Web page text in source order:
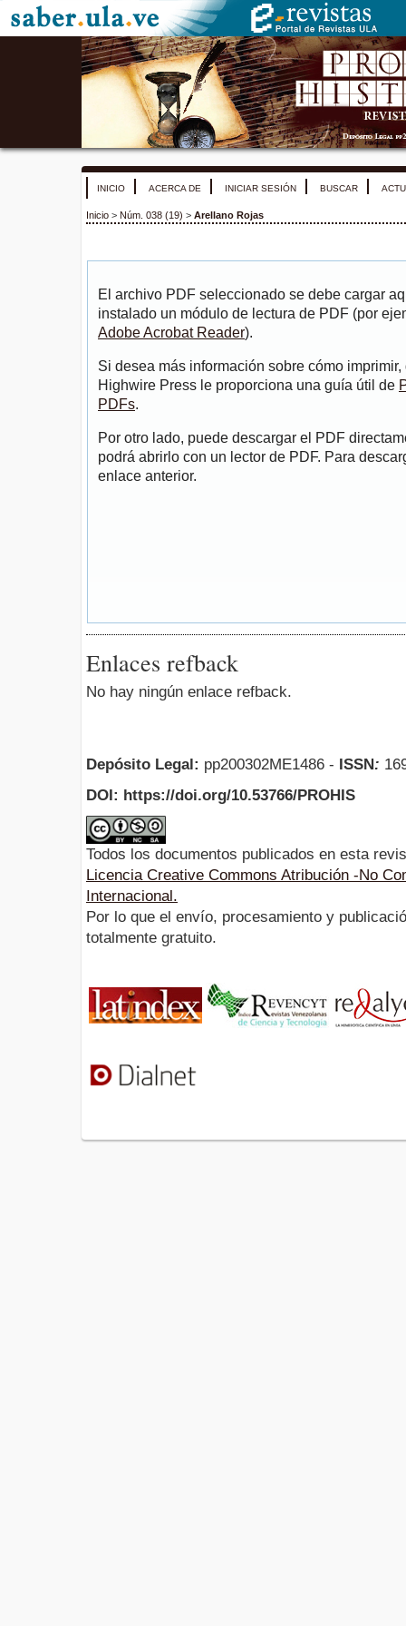
INICIO ACERCA DE INICIAR SESIÓN BUSCAR
Inicio > Núm. 038 (19) > Arellano Rojas
El archivo PDF seleccionado se debe cargar
instalado un módulo de lectura de PDF (por
Adobe Acrobat Reader).
Si desea más información sobre cómo
Highwire Press le proporciona una guía útil de
PDFs.
Por otro lado, puede descargar el PDF
podrá abrirlo con un lector de PDF. Para
enlace anterior.
Enlaces refback
No hay ningún enlace refback.
Depósito Legal: pp200302ME1486 - ISSN:
DOI: https://doi.org/10.53766/PROHIS
Todos los documentos publicados en esta
Licencia Creative Commons Atribución -No
Internacional.
Por lo que el envío, procesamiento y
totalmente gratuito.